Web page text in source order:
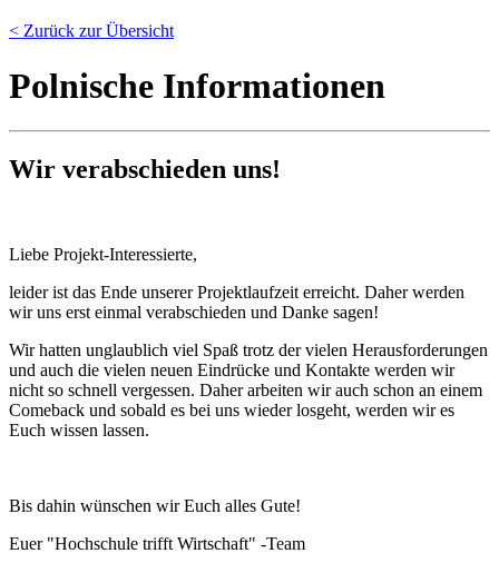
< Zurück zur Übersicht
Pol­ni­sche In­for­ma­tio­nen
Wir ver­ab­schie­den uns!
Liebe Projekt-Interessierte,
leider ist das Ende unserer Projektlaufzeit erreicht. Daher werden
wir uns erst einmal verabschieden und Danke sagen!
Wir hatten unglaublich viel Spaß trotz der vielen Herausforderungen
und auch die vielen neuen Eindrücke und Kontakte werden wir
nicht so schnell vergessen. Daher arbeiten wir auch schon an einem
Comeback und sobald es bei uns wieder losgeht, werden wir es
Euch wissen lassen.
Bis dahin wünschen wir Euch alles Gute!
Euer "Hochschule trifft Wirtschaft" -Team